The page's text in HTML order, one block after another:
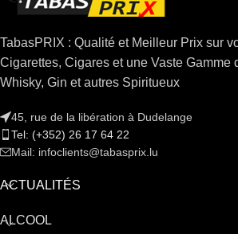
TabasPRIX : Qualité et Meilleur Prix sur
Cigarettes, Cigares et une Vaste Gamme
Whisky, Gin et autres Spiritueux
45, rue de la libération à Dudelange
Tel: (+352) 26 17 64 22
Mail: infoclients@tabasprix.lu
ACTUALITÉS
ALCOOL